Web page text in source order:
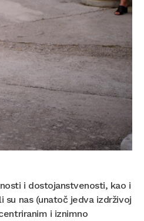
i dostojanstvenosti, kao i
nas (unatoč jedva izdrživoj
i iznimno